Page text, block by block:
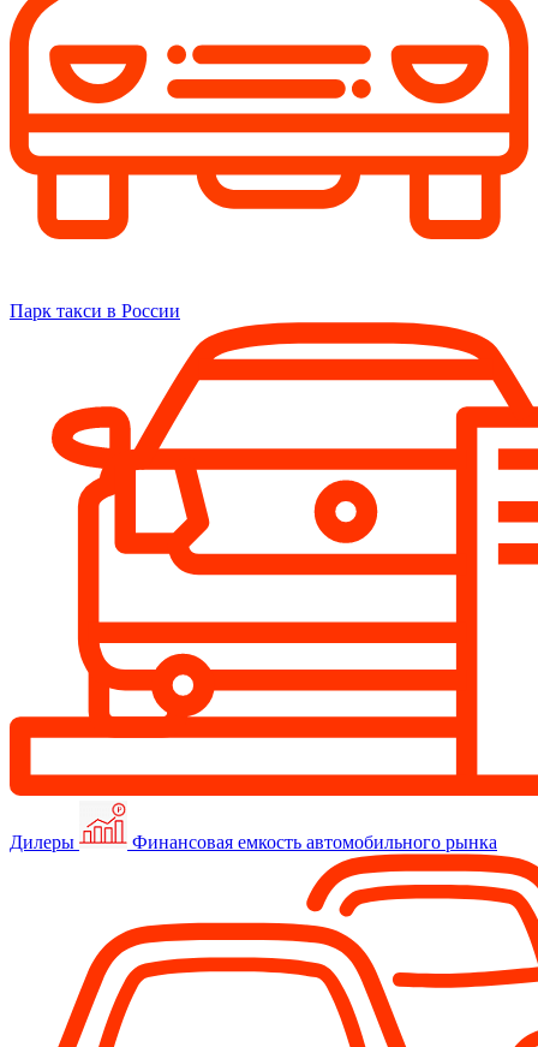
Парк такси в России
Дилеры Финансовая емкость автомобильного рынка